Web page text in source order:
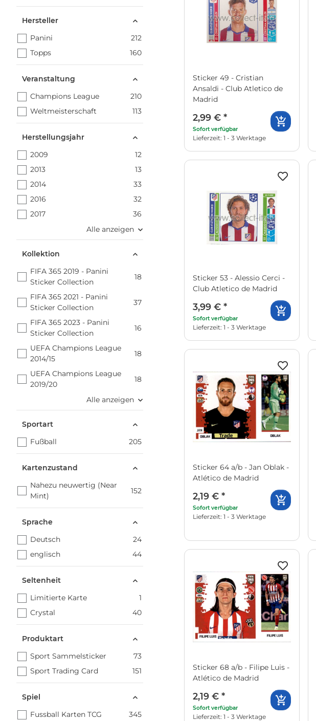
Sticker 49 - Cristian
Ansaldi - Club Atletico de
Madrid
2,99 € *
Sofort verfügbar
Lieferzeit: 1 - 3 Werktage
Sticker 53 - Alessio Cerci -
Club Atletico de Madrid
3,99 € *
Sofort verfügbar
Lieferzeit: 1 - 3 Werktage
Sticker 64 a/b - Jan Oblak -
Atlético de Madrid
2,19 € *
Sofort verfügbar
Lieferzeit: 1 - 3 Werktage
Sticker 68 a/b - Filipe Luis -
Atlético de Madrid
2,19 € *
Sofort verfügbar
Lieferzeit: 1 - 3 Werktage
Hersteller
Panini
212
Topps
160
Veranstaltung
Champions League
210
Weltmeisterschaft
113
Herstellungsjahr
2009
12
2013
13
2014
33
2016
32
2017
36
Alle anzeigen
Kollektion
FIFA 365 2019 - Panini
Sticker Collection
18
FIFA 365 2021 - Panini
Sticker Collection
37
FIFA 365 2023 - Panini
Sticker Collection
16
UEFA Champions League
2014/15
18
UEFA Champions League
2019/20
18
Alle anzeigen
Sportart
Fußball
205
Kartenzustand
Nahezu neuwertig (Near
Mint)
152
Sprache
Deutsch
24
englisch
44
Seltenheit
Limitierte Karte
1
Crystal
40
Produktart
Sport Sammelsticker
73
Sport Trading Card
151
Spiel
Fussball Karten TCG
345